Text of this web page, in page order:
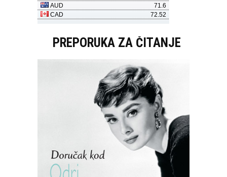
PREPORUKA ZA ČITANJE